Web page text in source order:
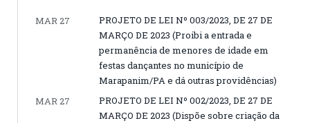
MAR 27
PROJETO DE LEI Nº 003/2023, DE 27 DE
MARÇO DE 2023 (Proibi a entrada e
permanência de menores de idade em
festas dançantes no município de
Marapanim/PA e dá outras providências)
MAR 27
PROJETO DE LEI Nº 002/2023, DE 27 DE
MARÇO DE 2023 (Dispõe sobre criação da